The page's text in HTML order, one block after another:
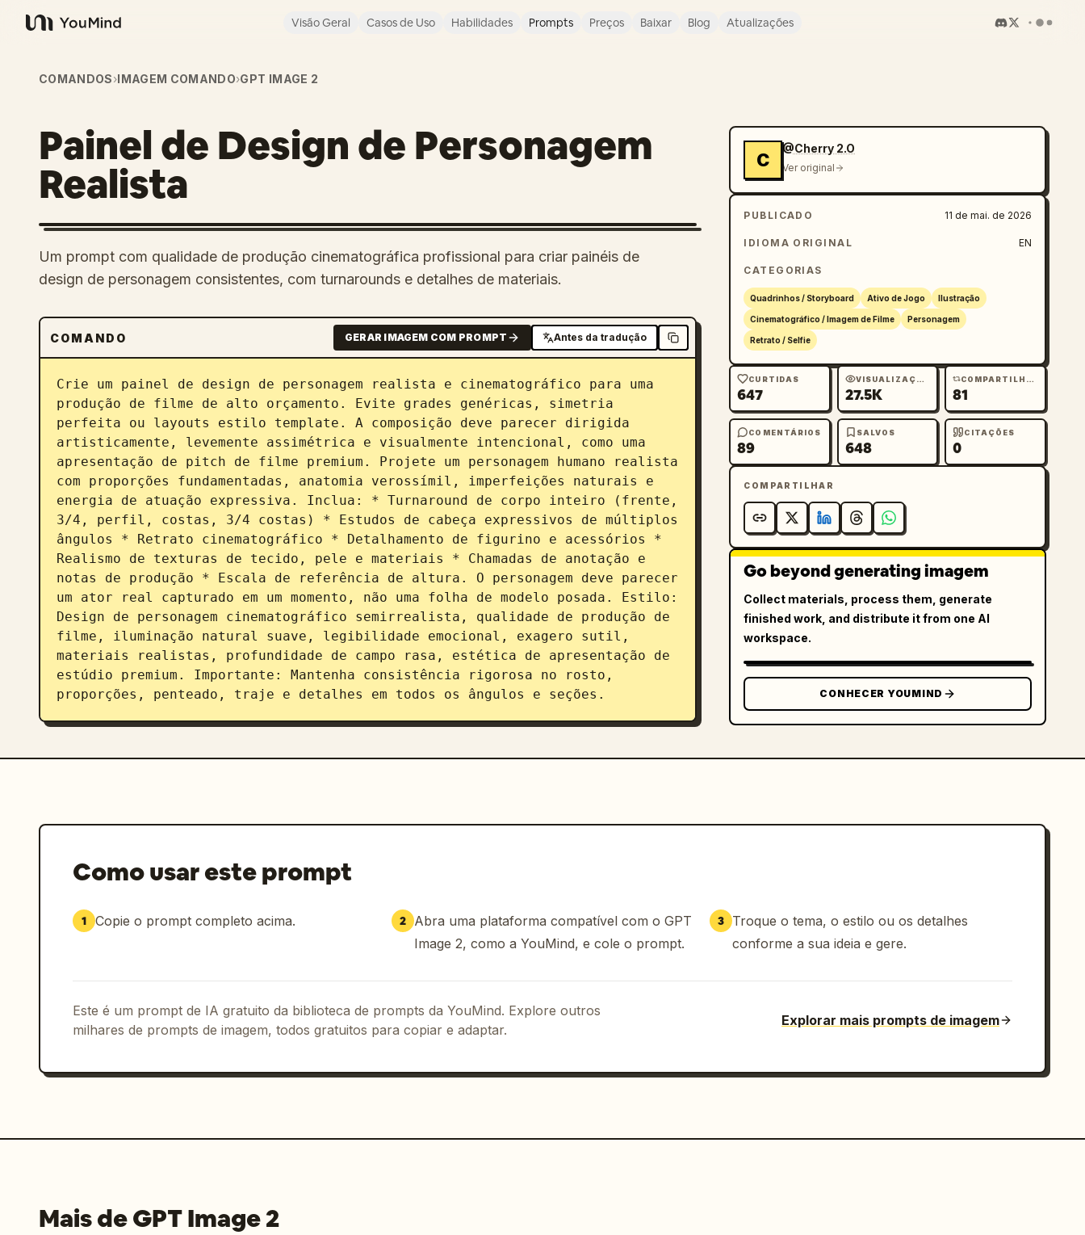
YouMind
Visão Geral Casos de Uso Habilidades Prompts Preços Baixar Blog Atualizações
COMANDOS›IMAGEM COMANDO›GPT IMAGE 2
Painel de Design de Personagem
Realista
Um prompt com qualidade de produção cinematográfica profissional para criar painéis de
design de personagem consistentes, com turnarounds e detalhes de materiais.
COMANDO GERAR IMAGEM COM PROMPT Antes da tradução
Crie um painel de design de personagem realista e cinematográfico para uma
produção de filme de alto orçamento. Evite grades genéricas, simetria
perfeita ou layouts estilo template. A composição deve parecer dirigida
artisticamente, levemente assimétrica e visualmente intencional, como uma
apresentação de pitch de filme premium. Projete um personagem humano realista
com proporções fundamentadas, anatomia verossímil, imperfeições naturais e
energia de atuação expressiva. Inclua: * Turnaround de corpo inteiro (frente,
3/4, perfil, costas, 3/4 costas) * Estudos de cabeça expressivos de múltiplos
ângulos * Retrato cinematográfico * Detalhamento de figurino e acessórios *
Realismo de texturas de tecido, pele e materiais * Chamadas de anotação e
notas de produção * Escala de referência de altura. O personagem deve parecer
um ator real capturado em um momento, não uma folha de modelo posada. Estilo:
Design de personagem cinematográfico semirrealista, qualidade de produção de
filme, iluminação natural suave, legibilidade emocional, exagero sutil,
materiais realistas, profundidade de campo rasa, estética de apresentação de
estúdio premium. Importante: Mantenha consistência rigorosa no rosto,
proporções, penteado, traje e detalhes em todos os ângulos e seções.
C
@Cherry 2.O
Ver original
PUBLICADO 11 de mai. de 2026
IDIOMA ORIGINAL EN
CATEGORIAS
Quadrinhos / Storyboard Ativo de Jogo Ilustração
Cinematográfico / Imagem de Filme Personagem
Retrato / Selfie
CURTIDAS
647
VISUALIZAÇÕES
27.5K
COMPARTILHAMENTOS
81
COMENTÁRIOS
89
SALVOS
648
CITAÇÕES
0
COMPARTILHAR
Go beyond generating imagem
Collect materials, process them, generate
finished work, and distribute it from one AI
workspace.
CONHECER YOUMIND
Como usar este prompt
1 Copie o prompt completo acima. 2 Abra uma plataforma compatível com o GPT
Image 2, como a YouMind, e cole o prompt.
3
Troque o tema, o estilo ou os detalhes
conforme a sua ideia e gere.
Este é um prompt de IA gratuito da biblioteca de prompts da YouMind. Explore outros
milhares de prompts de imagem, todos gratuitos para copiar e adaptar.
Explorar mais prompts de imagem
Mais de GPT Image 2